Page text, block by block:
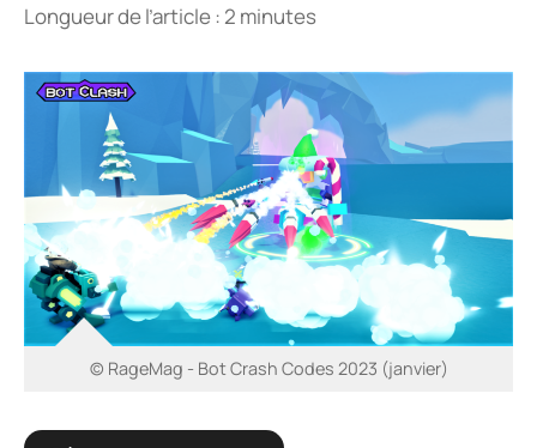
Longueur de l’article : 2 minutes
© RageMag - Bot Crash Codes 2023 (janvier)